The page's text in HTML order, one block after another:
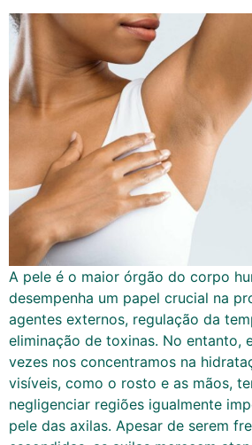
A pele é o maior órgão do corpo
desempenha um papel crucial na
agentes externos, regulação da
eliminação de toxinas. No entanto,
vezes nos concentramos na
visíveis, como o rosto e as mãos,
negligenciar regiões igualmente
pele das axilas. Apesar de serem